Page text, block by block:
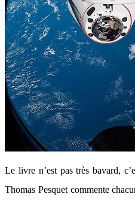
Le livre n’est pas très bavard,
Thomas Pesquet commente